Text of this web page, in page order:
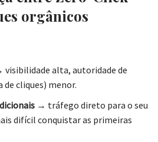
orgânicos
visibilidade alta, autoridade de
de cliques) menor.
→ tráfego direto para o seu
difícil conquistar as primeiras